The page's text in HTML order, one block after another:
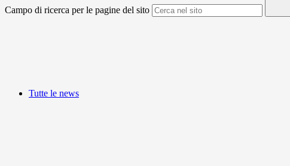
Campo di ricerca per le pagine del sito
Tutte le news